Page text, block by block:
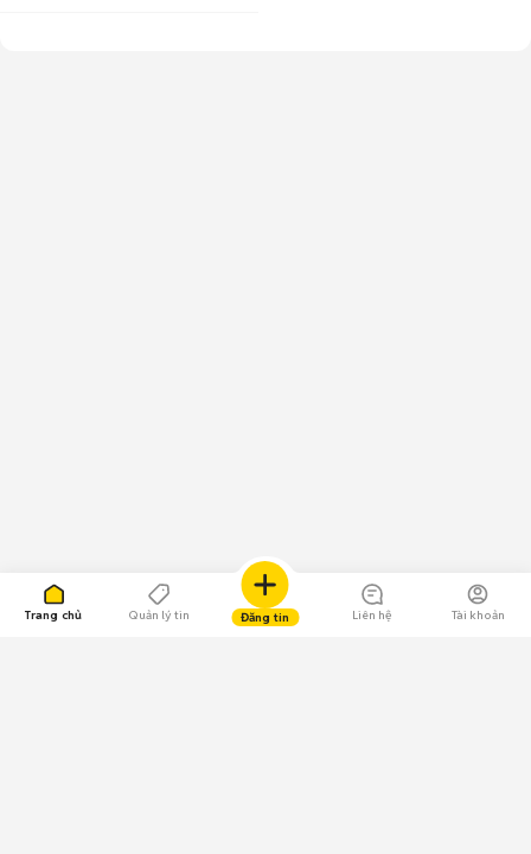
Trang chủ Quản lý tin Đăng tin Liên hệ Tài khoản